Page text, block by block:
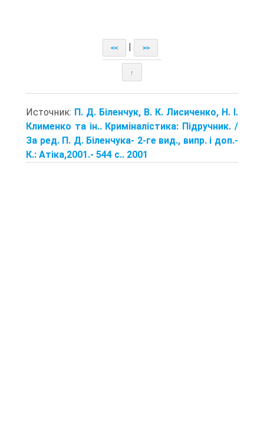
<< >>
↑
Источник: П. Д. Біленчук, В. К. Лисиченко, Н. І.
Клименко та ін.. Криміналістика: Підручник. /
За ред. П. Д. Біленчука- 2-ге вид., випр. і доп.-
К.: Атіка,2001.- 544 с.. 2001